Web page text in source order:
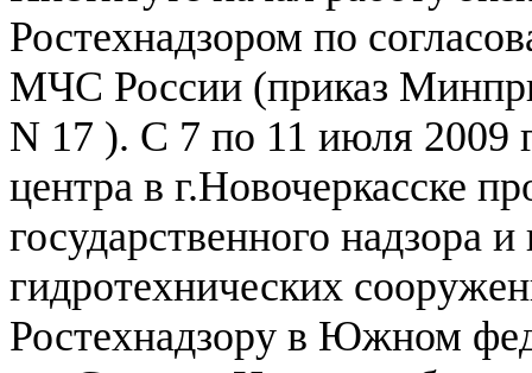
Ростехнадзором по
МЧС России (приказ
N 17 ). С 7 по 11 июля 2009
центра в г.Новочеркасске
государственного надзора
гидротехнических
Ростехнадзору в Южном